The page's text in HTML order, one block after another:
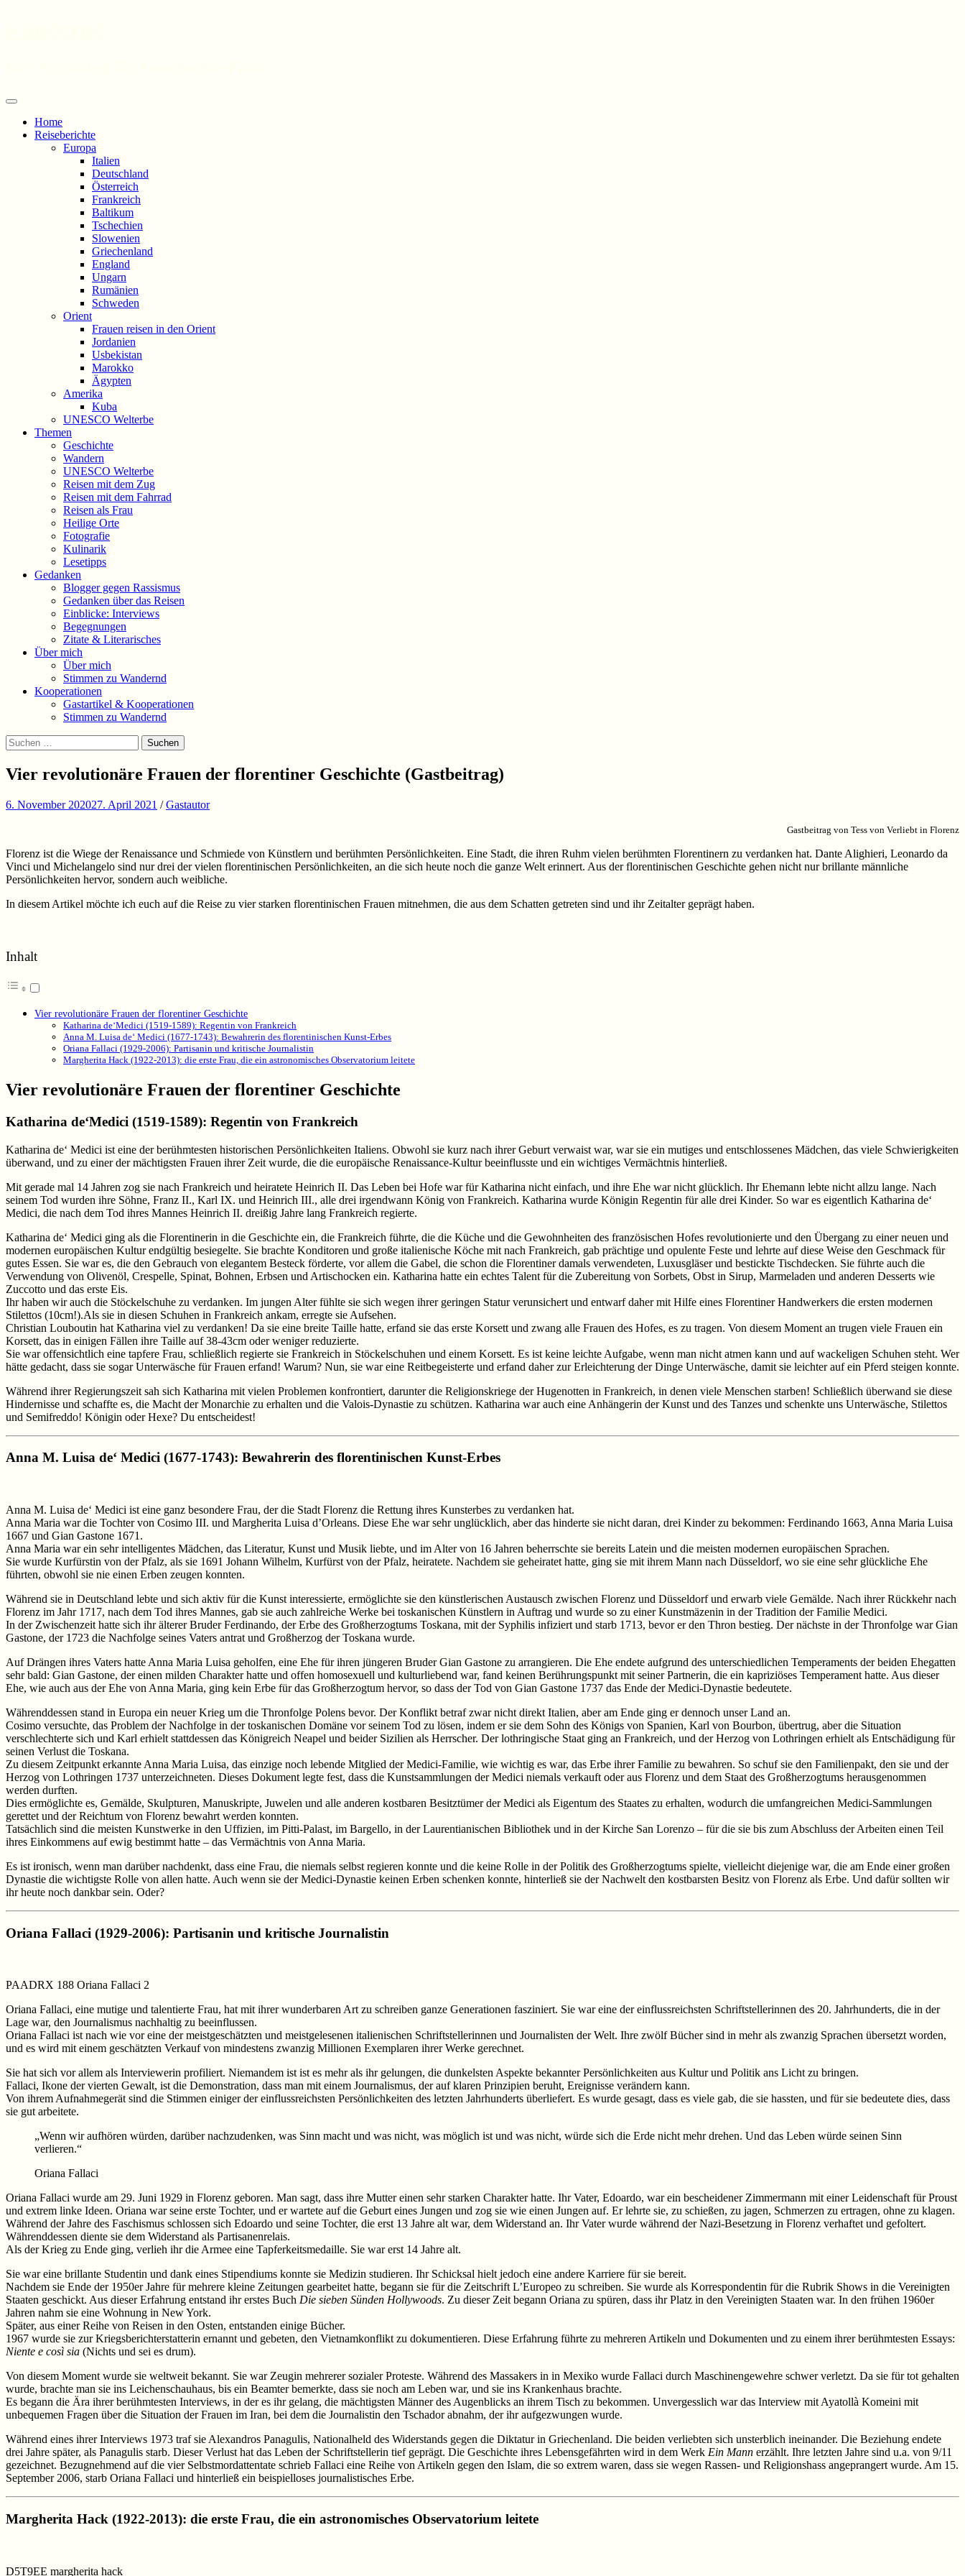
Menü
springen
Home
Reiseberichte
Europa
Italien
Deutschland
Österreich
Frankreich
Baltikum
Tschechien
Slowenien
Griechenland
England
Ungarn
Rumänien
Schweden
Orient
Frauen reisen in den Orient
Jordanien
Usbekistan
Marokko
Ägypten
Amerika
Kuba
UNESCO Welterbe
Themen
Geschichte
Wandern
UNESCO Welterbe
Reisen mit dem Zug
Reisen mit dem Fahrrad
Reisen als Frau
Heilige Orte
Fotografie
Kulinarik
Lesetipps
Gedanken
Blogger gegen Rassismus
Gedanken über das Reisen
Einblicke: Interviews
Begegnungen
Zitate & Literarisches
Über mich
Über mich
Stimmen zu Wandernd
Kooperationen
Gastartikel & Kooperationen
Stimmen zu Wandernd
Suchen
Suchen
nach:
Vier revolutionäre Frauen der florentiner Geschichte (Gastbeitrag)
6. November 202027. April 2021 /Gastautor
Gastbeitrag von Tess von Verliebt in Florenz
Florenz ist die Wiege der Renaissance und Schmiede von Künstlern und berühmten Persönlichkeiten. Eine Stadt, die ihren Ruhm vielen berühmten Florentinern zu verdanken hat. Dante Alighieri, Leonardo da
Vinci und Michelangelo sind nur drei der vielen florentinischen Persönlichkeiten, an die sich heute noch die ganze Welt erinnert. Aus der florentinischen Geschichte gehen nicht nur brillante männliche
Persönlichkeiten hervor, sondern auch weibliche.
In diesem Artikel möchte ich euch auf die Reise zu vier starken florentinischen Frauen mitnehmen, die aus dem Schatten getreten sind und ihr Zeitalter geprägt haben.
Inhalt
Vier revolutionäre Frauen der florentiner Geschichte
Katharina de‘Medici (1519-1589): Regentin von Frankreich
Anna M. Luisa de‘ Medici (1677-1743): Bewahrerin des florentinischen Kunst-Erbes
Oriana Fallaci (1929-2006): Partisanin und kritische Journalistin
Margherita Hack (1922-2013): die erste Frau, die ein astronomisches Observatorium leitete
Vier revolutionäre Frauen der florentiner Geschichte
Katharina de‘Medici (1519-1589): Regentin von Frankreich
Katharina de‘ Medici ist eine der berühmtesten historischen Persönlichkeiten Italiens. Obwohl sie kurz nach ihrer Geburt verwaist war, war sie ein mutiges und entschlossenes Mädchen, das viele Schwierigkeiten
überwand, und zu einer der mächtigsten Frauen ihrer Zeit wurde, die die europäische Renaissance-Kultur beeinflusste und ein wichtiges Vermächtnis hinterließ.
Mit gerade mal 14 Jahren zog sie nach Frankreich und heiratete Heinrich II. Das Leben bei Hofe war für Katharina nicht einfach, und ihre Ehe war nicht glücklich. Ihr Ehemann lebte nicht allzu lange. Nach
seinem Tod wurden ihre Söhne, Franz II., Karl IX. und Heinrich III., alle drei irgendwann König von Frankreich. Katharina wurde Königin Regentin für alle drei Kinder. So war es eigentlich Katharina de‘
Medici, die nach dem Tod ihres Mannes Heinrich II. dreißig Jahre lang Frankreich regierte.
Katharina de‘ Medici ging als die Florentinerin in die Geschichte ein, die Frankreich führte, die die Küche und die Gewohnheiten des französischen Hofes revolutionierte und den Übergang zu einer neuen und
modernen europäischen Kultur endgültig besiegelte. Sie brachte Konditoren und große italienische Köche mit nach Frankreich, gab prächtige und opulente Feste und lehrte auf diese Weise den Geschmack für
gutes Essen. Sie war es, die den Gebrauch von elegantem Besteck förderte, vor allem die Gabel, die schon die Florentiner damals verwendeten, Luxusgläser und bestickte Tischdecken. Sie führte auch die
Verwendung von Olivenöl, Crespelle, Spinat, Bohnen, Erbsen und Artischocken ein. Katharina hatte ein echtes Talent für die Zubereitung von Sorbets, Obst in Sirup, Marmeladen und anderen Desserts wie
Zuccotto und das erste Eis.
Ihr haben wir auch die Stöckelschuhe zu verdanken. Im jungen Alter fühlte sie sich wegen ihrer geringen Statur verunsichert und entwarf daher mit Hilfe eines Florentiner Handwerkers die ersten modernen
Stilettos (10cm!).Als sie in diesen Schuhen in Frankreich ankam, erregte sie Aufsehen.
Christian Louboutin hat Katharina viel zu verdanken! Da sie eine breite Taille hatte, erfand sie das erste Korsett und zwang alle Frauen des Hofes, es zu tragen. Von diesem Moment an trugen viele Frauen ein
Korsett, das in einigen Fällen ihre Taille auf 38-43cm oder weniger reduzierte.
Sie war offensichtlich eine tapfere Frau, schließlich regierte sie Frankreich in Stöckelschuhen und einem Korsett. Es ist keine leichte Aufgabe, wenn man nicht atmen kann und auf wackeligen Schuhen steht. Wer
hätte gedacht, dass sie sogar Unterwäsche für Frauen erfand! Warum? Nun, sie war eine Reitbegeisterte und erfand daher zur Erleichterung der Dinge Unterwäsche, damit sie leichter auf ein Pferd steigen konnte.
Während ihrer Regierungszeit sah sich Katharina mit vielen Problemen konfrontiert, darunter die Religionskriege der Hugenotten in Frankreich, in denen viele Menschen starben! Schließlich überwand sie diese
Hindernisse und schaffte es, die Macht der Monarchie zu erhalten und die Valois-Dynastie zu schützen. Katharina war auch eine Anhängerin der Kunst und des Tanzes und schenkte uns Unterwäsche, Stilettos
und Semifreddo! Königin oder Hexe? Du entscheidest!
Anna M. Luisa de‘ Medici (1677-1743): Bewahrerin des florentinischen Kunst-Erbes
Anna M. Luisa de‘ Medici ist eine ganz besondere Frau, der die Stadt Florenz die Rettung ihres Kunsterbes zu verdanken hat.
Anna Maria war die Tochter von Cosimo III. und Margherita Luisa d’Orleans. Diese Ehe war sehr unglücklich, aber das hinderte sie nicht daran, drei Kinder zu bekommen: Ferdinando 1663, Anna Maria Luisa
1667 und Gian Gastone 1671.
Anna Maria war ein sehr intelligentes Mädchen, das Literatur, Kunst und Musik liebte, und im Alter von 16 Jahren beherrschte sie bereits Latein und die meisten modernen europäischen Sprachen.
Sie wurde Kurfürstin von der Pfalz, als sie 1691 Johann Wilhelm, Kurfürst von der Pfalz, heiratete. Nachdem sie geheiratet hatte, ging sie mit ihrem Mann nach Düsseldorf, wo sie eine sehr glückliche Ehe
führten, obwohl sie nie einen Erben zeugen konnten.
Während sie in Deutschland lebte und sich aktiv für die Kunst interessierte, ermöglichte sie den künstlerischen Austausch zwischen Florenz und Düsseldorf und erwarb viele Gemälde. Nach ihrer Rückkehr nach
Florenz im Jahr 1717, nach dem Tod ihres Mannes, gab sie auch zahlreiche Werke bei toskanischen Künstlern in Auftrag und wurde so zu einer Kunstmäzenin in der Tradition der Familie Medici.
In der Zwischenzeit hatte sich ihr älterer Bruder Ferdinando, der Erbe des Großherzogtums Toskana, mit der Syphilis infiziert und starb 1713, bevor er den Thron bestieg. Der nächste in der Thronfolge war Gian
Gastone, der 1723 die Nachfolge seines Vaters antrat und Großherzog der Toskana wurde.
Auf Drängen ihres Vaters hatte Anna Maria Luisa geholfen, eine Ehe für ihren jüngeren Bruder Gian Gastone zu arrangieren. Die Ehe endete aufgrund des unterschiedlichen Temperaments der beiden Ehegatten
sehr bald: Gian Gastone, der einen milden Charakter hatte und offen homosexuell und kulturliebend war, fand keinen Berührungspunkt mit seiner Partnerin, die ein kapriziöses Temperament hatte. Aus dieser
Ehe, wie auch aus der Ehe von Anna Maria, ging kein Erbe für das Großherzogtum hervor, so dass der Tod von Gian Gastone 1737 das Ende der Medici-Dynastie bedeutete.
Währenddessen stand in Europa ein neuer Krieg um die Thronfolge Polens bevor. Der Konflikt betraf zwar nicht direkt Italien, aber am Ende ging er dennoch unser Land an.
Cosimo versuchte, das Problem der Nachfolge in der toskanischen Domäne vor seinem Tod zu lösen, indem er sie dem Sohn des Königs von Spanien, Karl von Bourbon, übertrug, aber die Situation
verschlechterte sich und Karl erhielt stattdessen das Königreich Neapel und beider Sizilien als Herrscher. Der lothringische Staat ging an Frankreich, und der Herzog von Lothringen erhielt als Entschädigung für
seinen Verlust die Toskana.
Zu diesem Zeitpunkt erkannte Anna Maria Luisa, das einzige noch lebende Mitglied der Medici-Familie, wie wichtig es war, das Erbe ihrer Familie zu bewahren. So schuf sie den Familienpakt, den sie und der
Herzog von Lothringen 1737 unterzeichneten. Dieses Dokument legte fest, dass die Kunstsammlungen der Medici niemals verkauft oder aus Florenz und dem Staat des Großherzogtums herausgenommen
werden durften.
Dies ermöglichte es, Gemälde, Skulpturen, Manuskripte, Juwelen und alle anderen kostbaren Besitztümer der Medici als Eigentum des Staates zu erhalten, wodurch die umfangreichen Medici-Sammlungen
gerettet und der Reichtum von Florenz bewahrt werden konnten.
Tatsächlich sind die meisten Kunstwerke in den Uffizien, im Pitti-Palast, im Bargello, in der Laurentianischen Bibliothek und in der Kirche San Lorenzo – für die sie bis zum Abschluss der Arbeiten einen Teil
ihres Einkommens auf ewig bestimmt hatte – das Vermächtnis von Anna Maria.
Es ist ironisch, wenn man darüber nachdenkt, dass eine Frau, die niemals selbst regieren konnte und die keine Rolle in der Politik des Großherzogtums spielte, vielleicht diejenige war, die am Ende einer großen
Dynastie die wichtigste Rolle von allen hatte. Auch wenn sie der Medici-Dynastie keinen Erben schenken konnte, hinterließ sie der Nachwelt den kostbarsten Besitz von Florenz als Erbe. Und dafür sollten wir
ihr heute noch dankbar sein. Oder?
Oriana Fallaci (1929-2006): Partisanin und kritische Journalistin
PAADRX 188 Oriana Fallaci 2
Oriana Fallaci, eine mutige und talentierte Frau, hat mit ihrer wunderbaren Art zu schreiben ganze Generationen fasziniert. Sie war eine der einflussreichsten Schriftstellerinnen des 20. Jahrhunderts, die in der
Lage war, den Journalismus nachhaltig zu beeinflussen.
Oriana Fallaci ist nach wie vor eine der meistgeschätzten und meistgelesenen italienischen Schriftstellerinnen und Journalisten der Welt. Ihre zwölf Bücher sind in mehr als zwanzig Sprachen übersetzt worden,
und es wird mit einem geschätzten Verkauf von mindestens zwanzig Millionen Exemplaren ihrer Werke gerechnet.
Sie hat sich vor allem als Interviewerin profiliert. Niemandem ist ist es mehr als ihr gelungen, die dunkelsten Aspekte bekannter Persönlichkeiten aus Kultur und Politik ans Licht zu bringen.
Fallaci, Ikone der vierten Gewalt, ist die Demonstration, dass man mit einem Journalismus, der auf klaren Prinzipien beruht, Ereignisse verändern kann.
Von ihrem Aufnahmegerät sind die Stimmen einiger der einflussreichsten Persönlichkeiten des letzten Jahrhunderts überliefert. Es wurde gesagt, dass es viele gab, die sie hassten, und für sie bedeutete dies, dass
sie gut arbeitete.
„Wenn wir aufhören würden, darüber nachzudenken, was Sinn macht und was nicht, was möglich ist und was nicht, würde sich die Erde nicht mehr drehen. Und das Leben würde seinen Sinn
verlieren.“
Oriana Fallaci
Oriana Fallaci wurde am 29. Juni 1929 in Florenz geboren. Man sagt, dass ihre Mutter einen sehr starken Charakter hatte. Ihr Vater, Edoardo, war ein bescheidener Zimmermann mit einer Leidenschaft für Proust
und extrem linke Ideen. Oriana war seine erste Tochter, und er wartete auf die Geburt eines Jungen und zog sie wie einen Jungen auf. Er lehrte sie, zu schießen, zu jagen, Schmerzen zu ertragen, ohne zu klagen.
Während der Jahre des Faschismus schlossen sich Edoardo und seine Tochter, die erst 13 Jahre alt war, dem Widerstand an. Ihr Vater wurde während der Nazi-Besetzung in Florenz verhaftet und gefoltert.
Währenddessen diente sie dem Widerstand als Partisanenrelais.
Als der Krieg zu Ende ging, verlieh ihr die Armee eine Tapferkeitsmedaille. Sie war erst 14 Jahre alt.
Sie war eine brillante Studentin und dank eines Stipendiums konnte sie Medizin studieren. Ihr Schicksal hielt jedoch eine andere Karriere für sie bereit.
Nachdem sie Ende der 1950er Jahre für mehrere kleine Zeitungen gearbeitet hatte, begann sie für die Zeitschrift L’Europeo zu schreiben. Sie wurde als Korrespondentin für die Rubrik Shows in die Vereinigten
Staaten geschickt. Aus dieser Erfahrung entstand ihr erstes Buch Die sieben Sünden Hollywoods. Zu dieser Zeit begann Oriana zu spüren, dass ihr Platz in den Vereinigten Staaten war. In den frühen 1960er
Jahren nahm sie eine Wohnung in New York.
Später, aus einer Reihe von Reisen in den Osten, entstanden einige Bücher.
1967 wurde sie zur Kriegsberichterstatterin ernannt und gebeten, den Vietnamkonflikt zu dokumentieren. Diese Erfahrung führte zu mehreren Artikeln und Dokumenten und zu einem ihrer berühmtesten Essays:
Niente e così sia (Nichts und sei es drum).
Von diesem Moment wurde sie weltweit bekannt. Sie war Zeugin mehrerer sozialer Proteste. Während des Massakers in in Mexiko wurde Fallaci durch Maschinengewehre schwer verletzt. Da sie für tot gehalten
wurde, brachte man sie ins Leichenschauhaus, bis ein Beamter bemerkte, dass sie noch am Leben war, und sie ins Krankenhaus brachte.
Es begann die Ära ihrer berühmtesten Interviews, in der es ihr gelang, die mächtigsten Männer des Augenblicks an ihrem Tisch zu bekommen. Unvergesslich war das Interview mit Ayatollà Komeini mit
unbequemen Fragen über die Situation der Frauen im Iran, bei dem die Journalistin den Tschador abnahm, der ihr aufgezwungen wurde.
Während eines ihrer Interviews 1973 traf sie Alexandros Panagulis, Nationalheld des Widerstands gegen die Diktatur in Griechenland. Die beiden verliebten sich unsterblich ineinander. Die Beziehung endete
drei Jahre später, als Panagulis starb. Dieser Verlust hat das Leben der Schriftstellerin tief geprägt. Die Geschichte ihres Lebensgefährten wird in dem Werk Ein Mann erzählt. Ihre letzten Jahre sind u.a. von 9/11
gezeichnet. Bezugnehmend auf die vier Selbstmordattentate schrieb Fallaci eine Reihe von Artikeln gegen den Islam, die so extrem waren, dass sie wegen Rassen- und Religionshass angeprangert wurde. Am 15.
September 2006, starb Oriana Fallaci und hinterließ ein beispielloses journalistisches Erbe.
Margherita Hack (1922-2013): die erste Frau, die ein astronomisches Observatorium leitete
D5T9EE margherita hack